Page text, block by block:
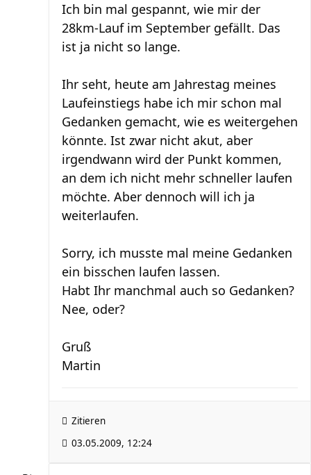
Ich bin mal gespannt, wie mir der
28km-Lauf im September gefällt. Das
ist ja nicht so lange.
Ihr seht, heute am Jahrestag meines
Laufeinstiegs habe ich mir schon mal
Gedanken gemacht, wie es weitergehen
könnte. Ist zwar nicht akut, aber
irgendwann wird der Punkt kommen,
an dem ich nicht mehr schneller laufen
möchte. Aber dennoch will ich ja
weiterlaufen.
Sorry, ich musste mal meine Gedanken
ein bisschen laufen lassen.
Habt Ihr manchmal auch so Gedanken?
Nee, oder?
Gruß
Martin
Zitieren
03.05.2009, 12:24